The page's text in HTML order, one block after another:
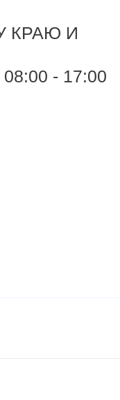
КРАЮ И
- 17:00